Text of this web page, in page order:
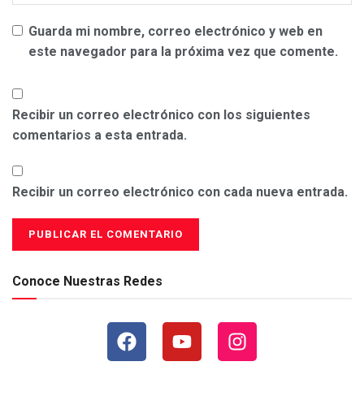
Guarda mi nombre, correo electrónico y web en
este navegador para la próxima vez que comente.
Recibir un correo electrónico con los siguientes
comentarios a esta entrada.
Recibir un correo electrónico con cada nueva entrada.
Conoce Nuestras Redes